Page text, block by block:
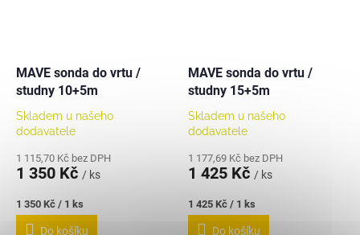
MAVE sonda do vrtu /
studny 10+5m
Skladem u našeho
dodavatele
1 115,70 Kč bez DPH
1 350 Kč / ks
Měrná
cena:
1 350 Kč / 1 ks
Do košíku
MAVE sonda do vrtu /
studny 15+5m
Skladem u našeho
dodavatele
1 177,69 Kč bez DPH
1 425 Kč / ks
Měrná
cena:
1 425 Kč / 1 ks
Do košíku